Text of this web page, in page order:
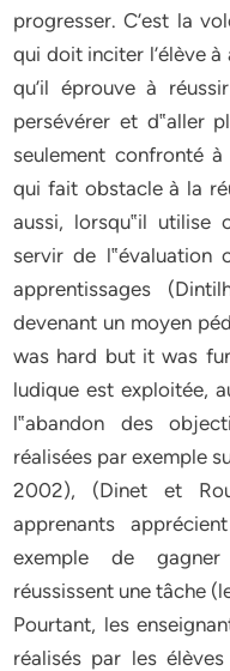
progresser. C’est la
qui doit inciter l’élève
qu’il éprouve à
persévérer et d‟aller
seulement confronté
qui fait obstacle à la
aussi, lorsqu‟il utilise
servir de l‟évaluation
apprentissages
devenant un moyen
was hard but it was
ludique est exploitée,
l‟abandon des
réalisées par exemple
2002), (Dinet et
apprenants
exemple de gagner
réussissent une tâche
Pourtant, les
réalisés par les